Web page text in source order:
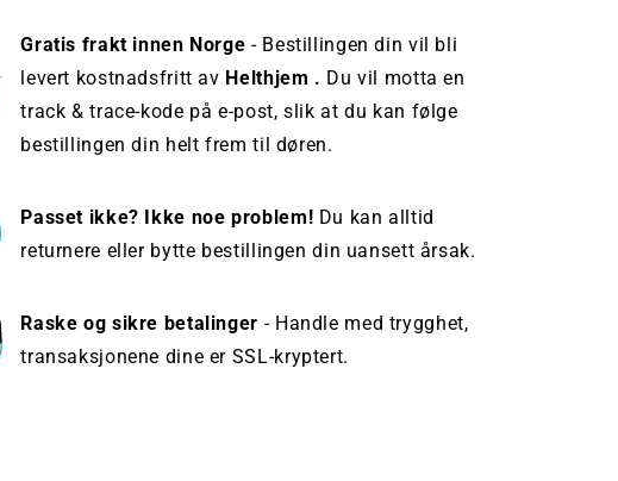
Gratis frakt innen Norge - Bestillingen din vil bli
levert kostnadsfritt av Helthjem . Du vil motta en
track & trace-kode på e-post, slik at du kan følge
bestillingen din helt frem til døren.
Passet ikke? Ikke noe problem! Du kan alltid
returnere eller bytte bestillingen din uansett årsak.
Raske og sikre betalinger - Handle med trygghet,
transaksjonene dine er SSL-kryptert.